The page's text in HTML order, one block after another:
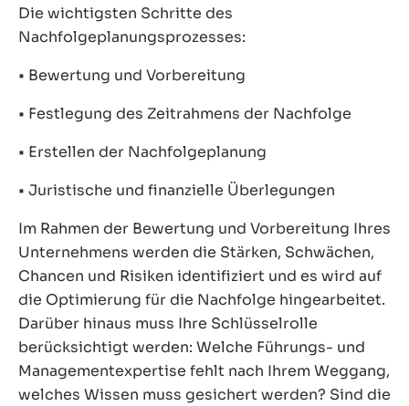
Die wichtigsten Schritte des
Nachfolgeplanungsprozesses:
• Bewertung und Vorbereitung
• Festlegung des Zeitrahmens der Nachfolge
• Erstellen der Nachfolgeplanung
• Juristische und finanzielle Überlegungen
Im Rahmen der Bewertung und Vorbereitung Ihres
Unternehmens werden die Stärken, Schwächen,
Chancen und Risiken identifiziert und es wird auf
die Optimierung für die Nachfolge hingearbeitet.
Darüber hinaus muss Ihre Schlüsselrolle
berücksichtigt werden: Welche Führungs- und
Managementexpertise fehlt nach Ihrem Weggang,
welches Wissen muss gesichert werden? Sind die